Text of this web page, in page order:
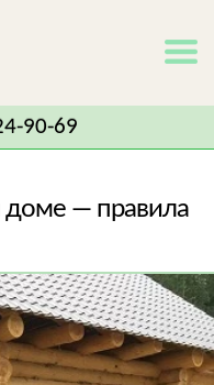
90-69
доме — правила